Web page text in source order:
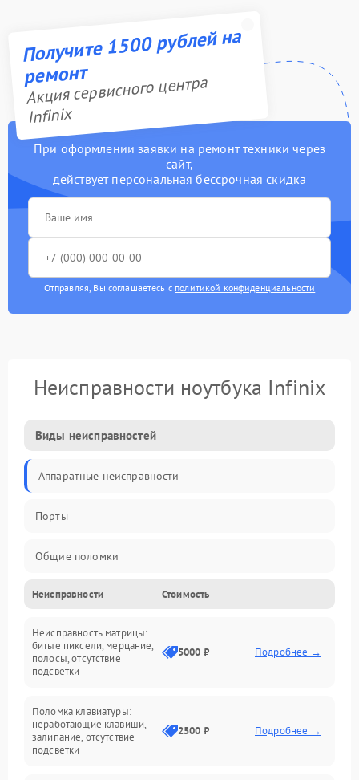
Получите 1500 рублей на
ремонт
Акция сервисного центра
Infinix
При оформлении заявки на ремонт техники через
сайт,
действует персональная бессрочная скидка
Отправляя, Вы соглашаетесь с политикой конфиденциальности
Неисправности ноутбука Infinix
Виды неисправностей
Аппаратные неисправности
Порты
Общие поломки
Устройства
Программные ошибки
Электрические и системные сбои
Интерфейсные проблемы
Батарея
Неисправности Стоимость
Неисправность матрицы:
битые пиксели, мерцание,
полосы, отсутствие
подсветки
5000 ₽ Подробнее →
Поломка клавиатуры:
неработающие клавиши,
залипание, отсутствие
подсветки
2500 ₽ Подробнее →